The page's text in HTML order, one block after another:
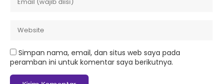
Simpan nama, email, dan situs web saya pada
peramban ini untuk komentar saya berikutnya.